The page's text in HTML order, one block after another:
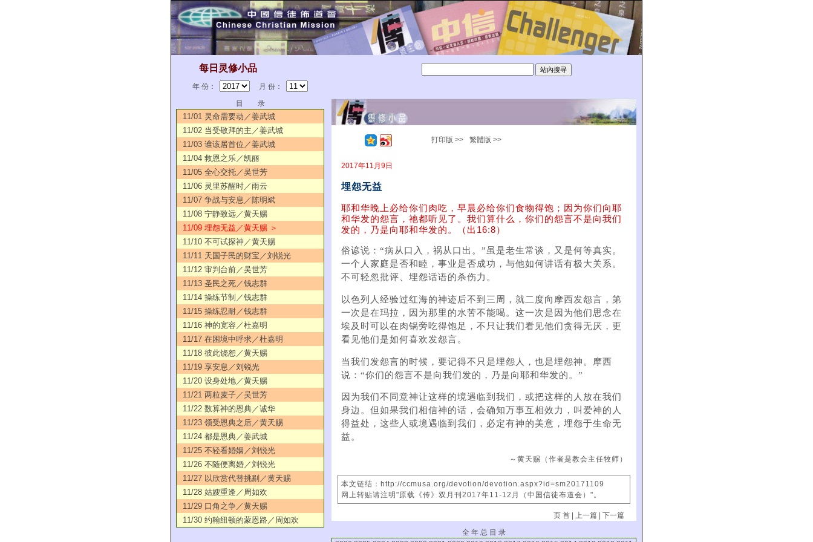
每日灵修小品
年 份：
月 份：
目 录
11/01 灵命需要动／姜武城
11/02 当受敬拜的主／姜武城
11/03 谁该居首位／姜武城
11/04 救恩之乐／凯丽
11/05 全心交托／吴世芳
11/06 灵里苏醒时／雨云
11/07 争战与安息／陈明斌
11/08 宁静致远／黄天赐
11/09 埋怨无益／黄天赐 ＞
11/10 不可试探神／黄天赐
11/11 天国子民的财宝／刘锐光
11/12 审判台前／吴世芳
11/13 圣民之死／钱志群
11/14 操练节制／钱志群
11/15 操练忍耐／钱志群
11/16 神的宽容／杜嘉明
11/17 在困境中呼求／杜嘉明
11/18 彼此饶恕／黄天赐
11/19 享安息／刘锐光
11/20 设身处地／黄天赐
11/21 两粒麦子／吴世芳
11/22 数算神的恩典／诚华
11/23 领受恩典之后／黄天赐
11/24 都是恩典／姜武城
11/25 不轻看婚姻／刘锐光
11/26 不随便离婚／刘锐光
11/27 以欣赏代替挑剔／黄天赐
11/28 姑嫂重逢／周如欢
11/29 口角之争／黄天赐
11/30 约翰纽顿的蒙恩路／周如欢
打印版 >> 繁體版 >>
2017年11月9日
埋怨无益
耶和华晚上必给你们肉吃，早晨必给你们食物得饱；因为你们向耶
和华发的怨言，祂都听见了。我们算什么，你们的怨言不是向我们
发的，乃是向耶和华发的。（出16:8）
俗谚说：“病从口入，祸从口出。”虽是老生常谈，又是何等真实。
一个人家庭是否和睦，事业是否成功，与他如何讲话有极大关系。
不可轻忽批评、埋怨话语的杀伤力。
以色列人经验过红海的神迹后不到三周，就二度向摩西发怨言，第
一次是在玛拉，因为那里的水苦不能喝。这一次是因为他们思念在
埃及时可以在肉锅旁吃得饱足，不只让我们看见他们贪得无厌，更
看见他们是如何喜欢发怨言。
当我们发怨言的时候，要记得不只是埋怨人，也是埋怨神。摩西
说：“你们的怨言不是向我们发的，乃是向耶和华发的。”
因为我们不同意神让这样的境遇临到我们，或把这样的人放在我们
身边。但如果我们相信神的话，会确知万事互相效力，叫爱神的人
得益处，这些人或境遇临到我们，必定有神的美意，埋怨于生命无
益。
～黄天赐（作者是教会主任牧师）
本文链结：http://ccmusa.org/devotion/devotion.aspx?id=sm20171109
网上转贴请注明"原载《传》双月刊2017年11-12月（中国信徒布道会）"。
页 首 |上一篇 |下一篇
全 年 总 目 录